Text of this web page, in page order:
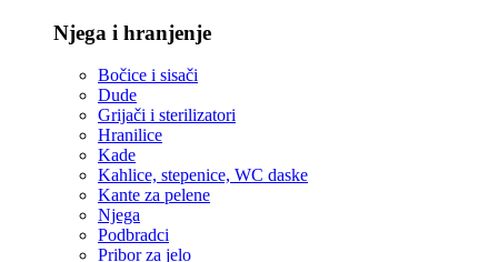
Njega i hranjenje
Bočice i sisači
Dude
Grijači i sterilizatori
Hranilice
Kade
Kahlice, stepenice, WC daske
Kante za pelene
Njega
Podbradci
Pribor za jelo